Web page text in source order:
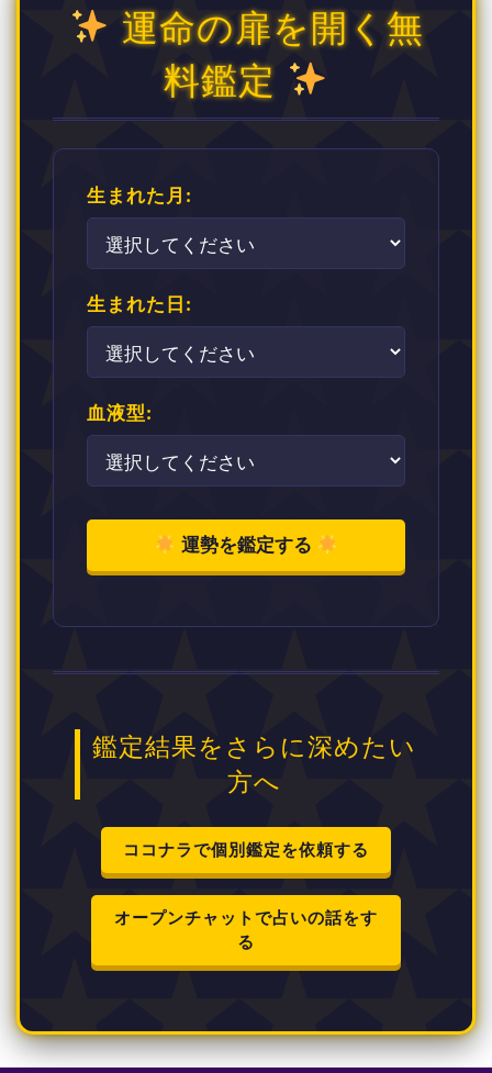
運命の扉を開く無
料鑑定
生まれた月:
生まれた日:
血液型:
運勢を鑑定する
鑑定結果をさらに深めたい
方へ
ココナラで個別鑑定を依頼する
オープンチャットで占いの話をす
る